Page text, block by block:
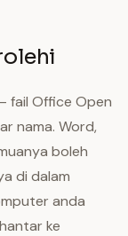
fail Office Open
nama. Word,
boleh
di dalam
anda
ke